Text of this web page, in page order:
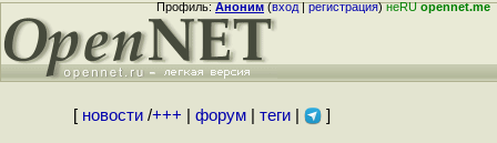
Профиль:Аноним(вход|регистрация)неRUopennet.me
[ новости/+++ форум| теги| ]